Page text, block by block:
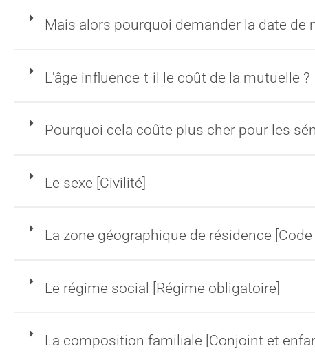
Mais alors pourquoi demander la date de
L'âge influence-t-il le coût de la mutuelle ?
Pourquoi cela coûte plus cher pour les
Le sexe [Civilité]
La zone géographique de résidence
Le régime social [Régime obligatoire]
La composition familiale [Conjoint et